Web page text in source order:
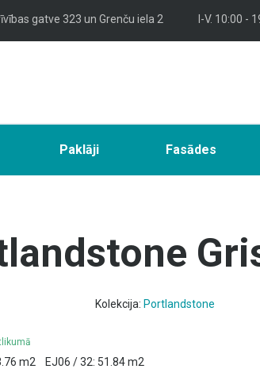
gatve 323 un Grenču iela 2 I-V. 10:00 -
Paklāji Fasādes
Kolekcija: Portlandstone
m2 EJ06 / 32: 51.84 m2